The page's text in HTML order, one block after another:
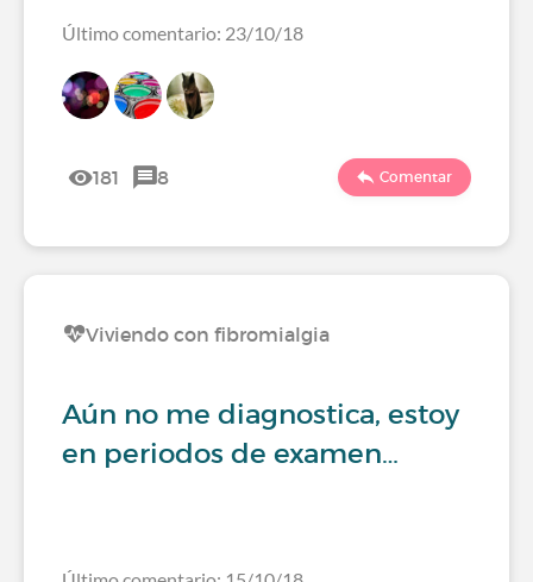
Último comentario: 23/10/18
181 8 Comentar
Viviendo con fibromialgia
Aún no me diagnostica, estoy
en periodos de examen…